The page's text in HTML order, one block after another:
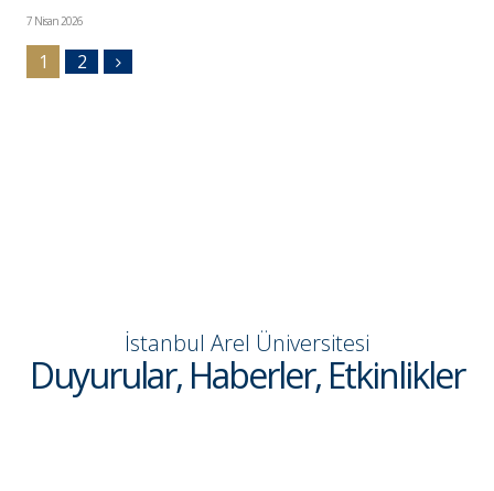
7 Nisan 2026
1 2
İstanbul Arel Üniversitesi
Duyurular, Haberler, Etkinlikler